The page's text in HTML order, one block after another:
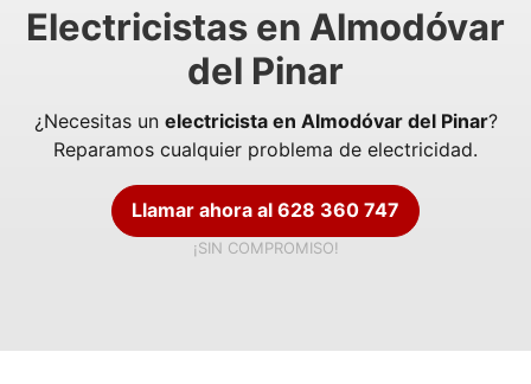
Electricistas en Almodóvar
del Pinar
¿Necesitas un electricista en Almodóvar del Pinar?
Reparamos cualquier problema de electricidad.
Llamar ahora al 628 360 747
¡SIN COMPROMISO!